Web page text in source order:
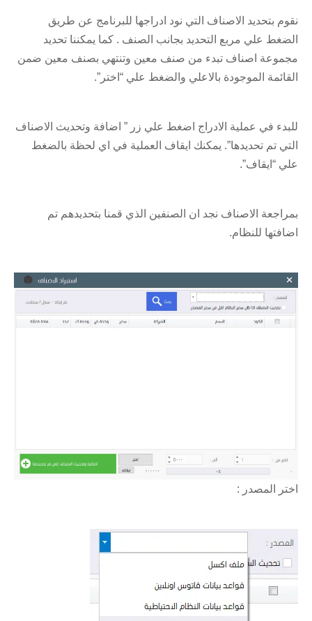
نقوم بتحديد الاصناف التي نود ادراجها للبرنامج عن طريق
الضغط علي مربع التحديد بجانب الصنف . كما يمكننا تحديد
مجموعة اصناف تبدء من صنف معين وتنتهي بصنف معين ضمن
القائمة الموجودة بالاعلي والضغط علي “اختر”.
للبدء في عملية الادراج اضغط علي زر ” اضافة وتحديث الاصناف
التي تم تحديدها”. يمكنك ايقاف العملية في اي لحظة بالضغط
علي “ايقاف”.
بمراجعة الاصناف نجد ان الصنفين الذي قمنا بتحديدهم تم
اضافتها للنظام.
اختر المصدر :